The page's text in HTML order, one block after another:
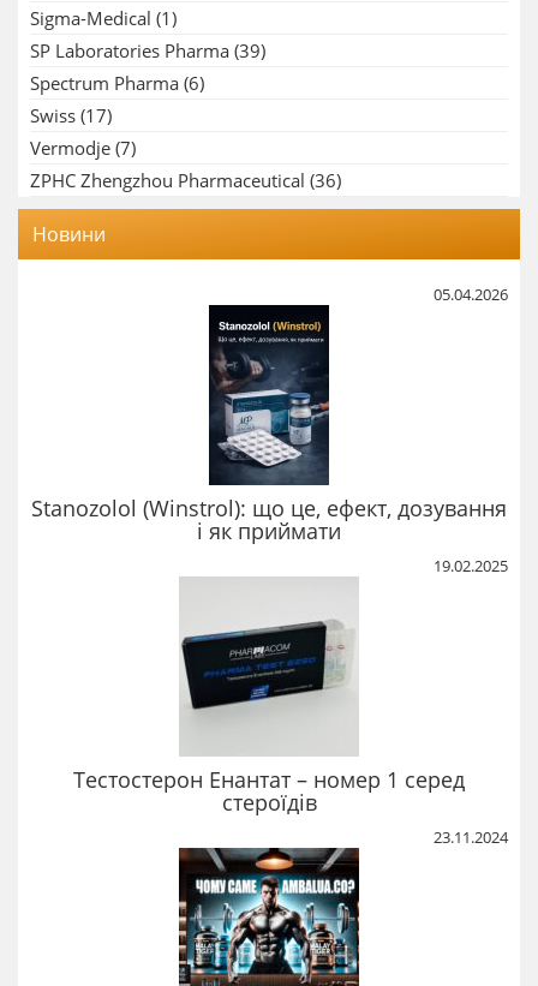
Sigma-Medical (1)
SP Laboratories Pharma (39)
Spectrum Pharma (6)
Swiss (17)
Vermodje (7)
ZPHC Zhengzhou Pharmaceutical (36)
Новини
05.04.2026
Stanozolol (Winstrol): що це, ефект, дозування
і як приймати
19.02.2025
Тестостерон Енантат – номер 1 серед
стероїдів
23.11.2024